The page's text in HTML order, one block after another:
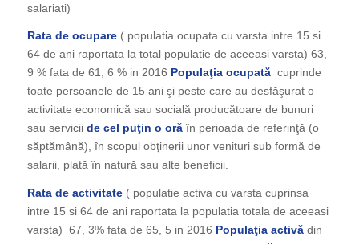
salariati)
Rata de ocupare( populatia ocupata cu varsta intre 15 si
64 de ani raportata la total populatie de aceeasi varsta) 63,
9 % fata de 61, 6 % in 2016 Populaţia ocupată cuprinde
toate persoanele de 15 ani şi peste care au desfăşurat o
activitate economică sau socială producătoare de bunuri
sau servicii de cel puţin o oră în perioada de referinţă (o
săptămână), în scopul obţinerii unor venituri sub formă de
salarii, plată în natură sau alte beneficii.
Rata de activitate( populatie activa cu varsta cuprinsa
intre 15 si 64 de ani raportata la populatia totala de aceeasi
varsta) 67, 3% fata de 65, 5 in 2016 Populaţia activădin